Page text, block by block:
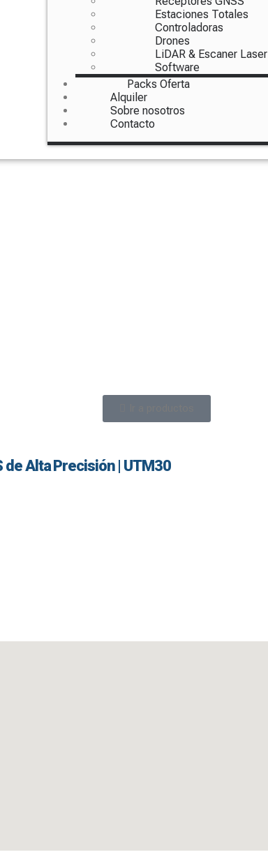
Estaciones Totales
Controladoras
Drones
LiDAR & Escaner Laser
Software
Packs Oferta
Alquiler
Sobre nosotros
Contacto
de Alta Precisión | UTM30